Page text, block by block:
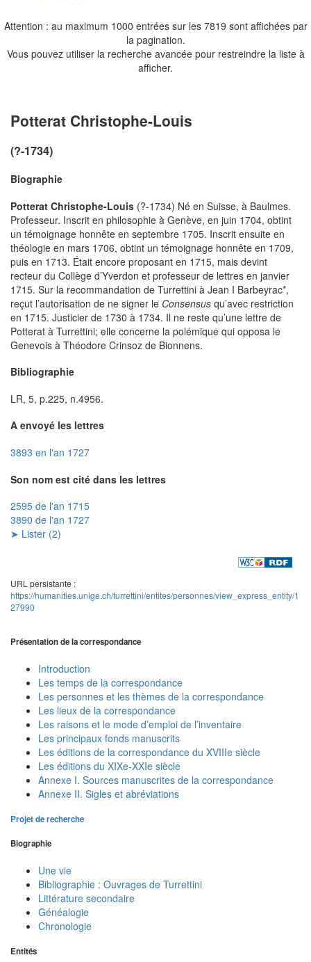
Attention : au maximum 1000 entrées sur les 7819 sont affichées par
la pagination.
Vous pouvez utiliser la recherche avancée pour restreindre la liste à
afficher.
Potterat Christophe-Louis
(?-1734)
Biographie
Potterat Christophe-Louis (?-1734) Né en Suisse, à Baulmes.
Professeur. Inscrit en philosophie à Genève, en juin 1704, obtint
un témoignage honnête en septembre 1705. Inscrit ensuite en
théologie en mars 1706, obtint un témoignage honnête en 1709,
puis en 1713. Était encore proposant en 1715, mais devint
recteur du Collège d’Yverdon et professeur de lettres en janvier
1715. Sur la recommandation de Turrettini à Jean I Barbeyrac*,
reçut l’autorisation de ne signer le Consensus qu’avec restriction
en 1715. Justicier de 1730 à 1734. Il ne reste qu’une lettre de
Potterat à Turrettini; elle concerne la polémique qui opposa le
Genevois à Théodore Crinsoz de Bionnens.
Bibliographie
LR, 5, p.225, n.4956.
A envoyé les lettres
3893 en l'an 1727
Son nom est cité dans les lettres
2595 de l'an 1715
3890 de l'an 1727
➤ Lister (2)
URL persistante :
https://humanities.unige.ch/turrettini/entites/personnes/view_express_entity/1
27990
Présentation de la correspondance
Introduction
Les temps de la correspondance
Les personnes et les thèmes de la correspondance
Les lieux de la correspondance
Les raisons et le mode d’emploi de l’inventaire
Les principaux fonds manuscrits
Les éditions de la correspondance du XVIIIe siècle
Les éditions du XIXe-XXIe siècle
Annexe I. Sources manuscrites de la correspondance
Annexe II. Sigles et abréviations
Projet de recherche
Biographie
Une vie
Bibliographie : Ouvrages de Turrettini
Littérature secondaire
Généalogie
Chronologie
Entités